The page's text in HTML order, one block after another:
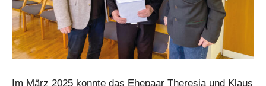
Im März 2025 konnte das Ehepaar Theresia und Klaus